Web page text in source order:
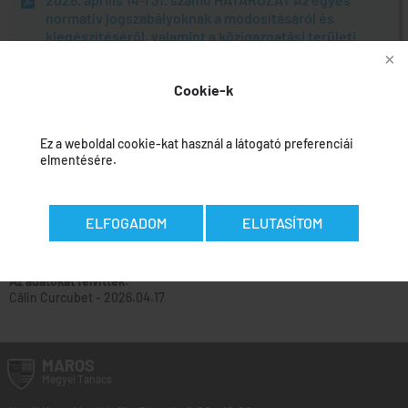
Cookie-k
Ez a weboldal cookie-kat használ a látogató preferenciái
elmentésére.
ELFOGADOM ELUTASÍTOM
normatív jogszabályoknak a módosításáról és
kiegészítéséről, valamint a közigazgatási területi
szóló 7/2026. sz. Sürgősségi Kormányrendelet
Az adatokat felvitték:
Călin Curcubet - 2026.04.17